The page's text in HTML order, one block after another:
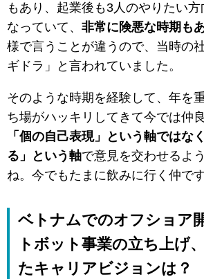
もあり、起業後も3人のやりたい
なっていて、 非常に険悪な時期も
様で言うことが違うので、当時の
ギドラ」と言われていました。
そのような時期を経験して、年を
ち場がハッキリしてきて今では仲
「個の自己表現」という軸ではな
る」という軸で意見を交わせるよ
ね。今でもたまに飲みに行く仲です
ベトナムでのオフショア
トボット事業の立ち上げ
たキャリアビジョンは？